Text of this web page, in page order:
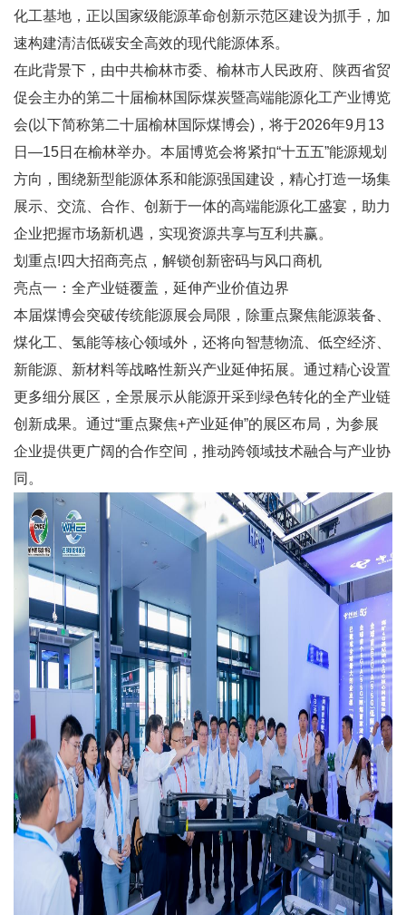
化工基地，正以国家级能源革命创新示范区建设为抓手，加
速构建清洁低碳安全高效的现代能源体系。
在此背景下，由中共榆林市委、榆林市人民政府、陕西省贸
促会主办的第二十届榆林国际煤炭暨高端能源化工产业博览
会(以下简称第二十届榆林国际煤博会)，将于2026年9月13
日—15日在榆林举办。本届博览会将紧扣“十五五”能源规划
方向，围绕新型能源体系和能源强国建设，精心打造一场集
展示、交流、合作、创新于一体的高端能源化工盛宴，助力
企业把握市场新机遇，实现资源共享与互利共赢。
划重点!四大招商亮点，解锁创新密码与风口商机
亮点一：全产业链覆盖，延伸产业价值边界
本届煤博会突破传统能源展会局限，除重点聚焦能源装备、
煤化工、氢能等核心领域外，还将向智慧物流、低空经济、
新能源、新材料等战略性新兴产业延伸拓展。通过精心设置
更多细分展区，全景展示从能源开采到绿色转化的全产业链
创新成果。通过“重点聚焦+产业延伸”的展区布局，为参展
企业提供更广阔的合作空间，推动跨领域技术融合与产业协
同。